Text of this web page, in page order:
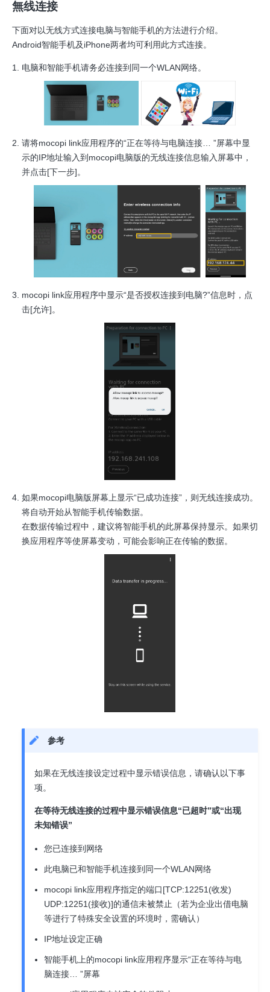
無线连接
下面对以无线方式连接电脑与智能手机的方法进行介绍。
Android智能手机及iPhone两者均可利用此方式连接。
电脑和智能手机请务必连接到同一个WLAN网络。
请将mocopi link应用程序的“正在等待与电脑连接… ”屏幕中显
示的IP地址输入到mocopi电脑版的无线连接信息输入屏幕中，
并点击[下一步]。
mocopi link应用程序中显示“是否授权连接到电脑?”信息时，点
击[允许]。
如果mocopi电脑版屏幕上显示“已成功连接”，则无线连接成功。
将自动开始从智能手机传输数据。
在数据传输过程中，建议将智能手机的此屏幕保持显示。如果切
换应用程序等使屏幕变动，可能会影响正在传输的数据。
参考
如果在无线连接设定过程中显示错误信息，请确认以下事
项。
在等待无线连接的过程中显示错误信息“已超时”或“出现
未知错误”
您已连接到网络
此电脑已和智能手机连接到同一个WLAN网络
mocopi link应用程序指定的端口[TCP:12251(收发)
UDP:12251(接收)]的通信未被禁止（若为企业出借电脑
等进行了特殊安全设置的环境时，需确认）
IP地址设定正确
智能手机上的mocopi link应用程序显示“正在等待与电
脑连接… ”屏幕